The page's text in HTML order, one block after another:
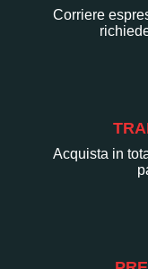
Corriere
Acquista in